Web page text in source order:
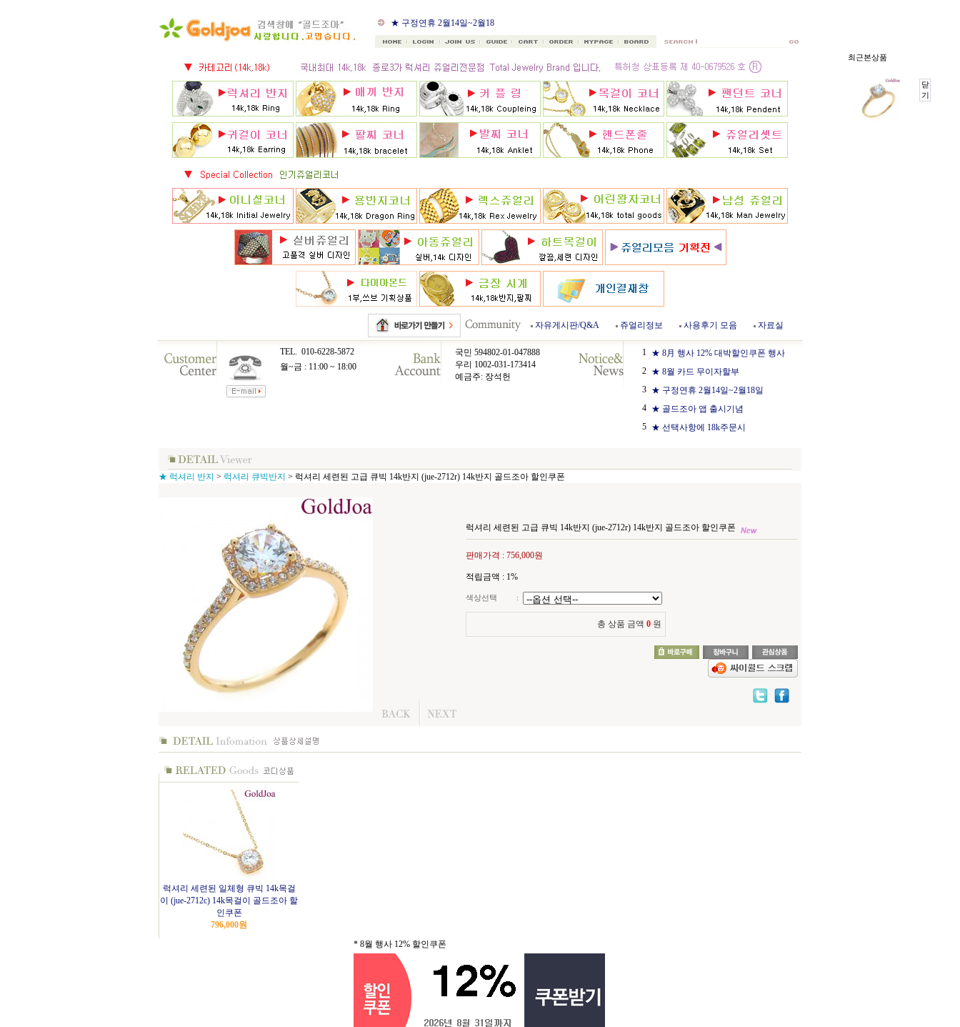
★ 8月 행사 12% 대박할인쿠
폰 행사
★ 구정연휴 2월14일~2월18
일
★ 골드조아 앱 출시기념
자유게시판/Q&A 쥬얼리정보 사용후기 모음 자료실
TEL. 010-6228-5872
월~금 : 11:00 ~ 18:00
국민 594802-01-047888
우리 1002-031-173414
예금주: 장석헌
1 ★ 8月 행사 12% 대박할인쿠폰 행사
2 ★ 8월 카드 무이자할부
3 ★ 구정연휴 2월14일~2월18일
4 ★ 골드조아 앱 출시기념
5 ★ 선택사항에 18k주문시
★ 럭셔리 반지 > 럭셔리 큐빅반지 > 럭셔리 세련된 고급 큐빅 14k반지 (jue-2712r) 14k반지 골드조아 할인쿠폰
럭셔리 세련된 고급 큐빅 14k반지 (jue-2712r) 14k반지 골드조아 할인쿠폰
판매가격 : 756,000원
적립금액 : 1%
색상선택 :
총 상품 금액 0 원
럭셔리 세련된 일체형 큐빅 14k목걸
이 (jue-2712c) 14k목걸이 골드조아 할
인쿠폰
796,000원
* 8월 행사 12% 할인쿠폰
최근본상품
닫
기